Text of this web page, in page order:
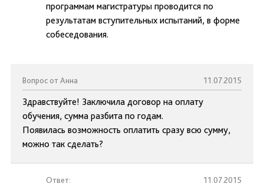
программам магистратуры проводится по
результатам вступительных испытаний, в форме
собеседования.
Вопрос от Анна 11.07.2015
Здравствуйте! Заключила договор на оплату
обучения, сумма разбита по годам.
Появилась возможность оплатить сразу всю сумму,
можно так сделать?
Ответ: 11.07.2015